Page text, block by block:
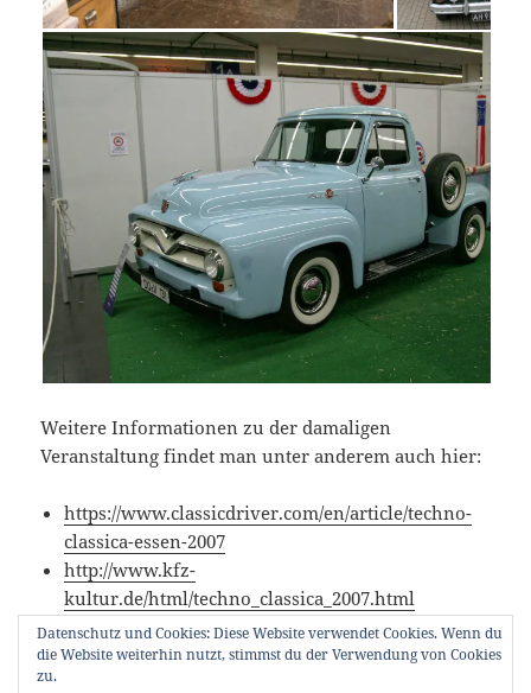
Weitere Informationen zu der damaligen
Veranstaltung findet man unter anderem auch hier:
https://www.classicdriver.com/en/article/techno-
classica-essen-2007
http://www.kfz-
kultur.de/html/techno_classica_2007.html
Datenschutz und Cookies: Diese Website verwendet Cookies. Wenn du
die Website weiterhin nutzt, stimmst du der Verwendung von Cookies
zu.